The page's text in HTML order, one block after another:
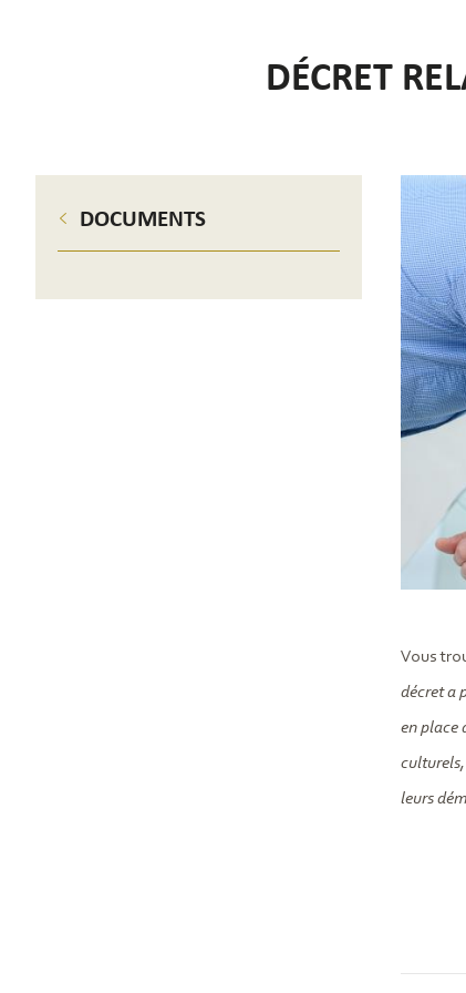
DÉCRET
DOCUMENTS
Vous
décret a
en place
leurs